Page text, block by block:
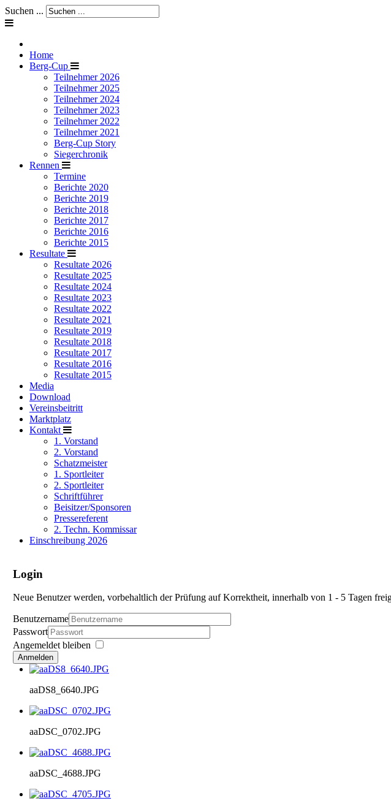
Suchen ...
Home
Berg-Cup
Teilnehmer 2026
Teilnehmer 2025
Teilnehmer 2024
Teilnehmer 2023
Teilnehmer 2022
Teilnehmer 2021
Berg-Cup Story
Siegerchronik
Rennen
Termine
Berichte 2020
Berichte 2019
Berichte 2018
Berichte 2017
Berichte 2016
Berichte 2015
Resultate
Resultate 2026
Resultate 2025
Resultate 2024
Resultate 2023
Resultate 2022
Resultate 2021
Resultate 2019
Resultate 2018
Resultate 2017
Resultate 2016
Resultate 2015
Media
Download
Vereinsbeitritt
Marktplatz
Kontakt
1. Vorstand
2. Vorstand
Schatzmeister
1. Sportleiter
2. Sportleiter
Schriftführer
Beisitzer/Sponsoren
Pressereferent
2. Techn. Kommissar
Einschreibung 2026
Login
Neue Benutzer werden, vorbehaltlich der Prüfung auf Korrektheit, innerhalb von 1 - 5 Tagen
Benutzername
Passwort
Angemeldet bleiben
Anmelden
aaDS8_6640.JPG
aaDSC_0702.JPG
aaDSC_4688.JPG